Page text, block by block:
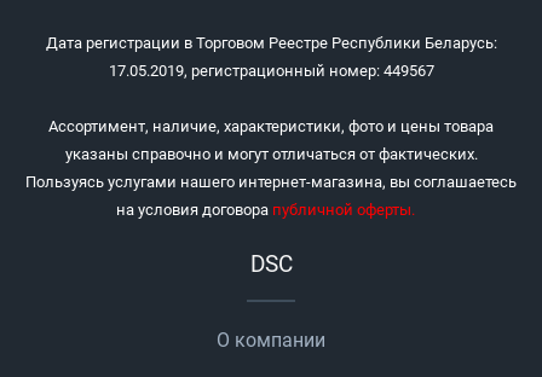
Дата регистрации в Торговом Реестре Республики Беларусь:
17.05.2019, регистрационный номер: 449567
Ассортимент, наличие, характеристики, фото и цены товара
указаны справочно и могут отличаться от фактических.
Пользуясь услугами нашего интернет-магазина, вы соглашаетесь
на условия договора публичной оферты.
DSC
О компании